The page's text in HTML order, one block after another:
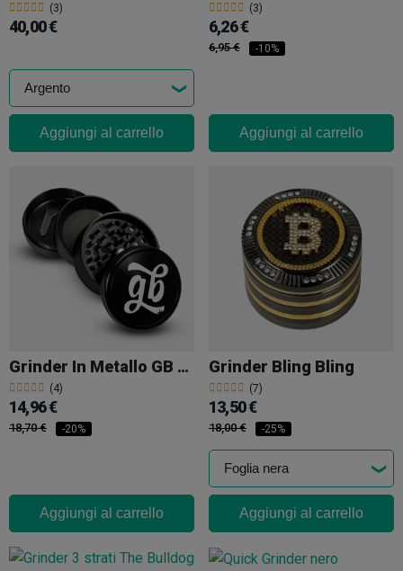
(3)
40,00 €
Aggiungi al carrello
(3)
6,26 €
6,95 € -10%
Aggiungi al carrello
Grinder In Metallo GB 4 Parti 63mm
(4)
14,96 €
18,70 € -20%
Aggiungi al carrello
Grinder Bling Bling
(7)
13,50 €
18,00 € -25%
Aggiungi al carrello